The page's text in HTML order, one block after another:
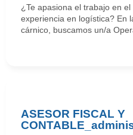
¿Te apasiona el trabajo en
experiencia en logística? En
cárnico, buscamos un/a
ASESOR FISCAL Y